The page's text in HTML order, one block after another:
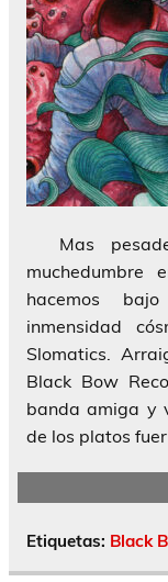
Mas
hacemos
inmensidad
Slomatics.
Black Bow
banda amiga y
de los platos
Etiquetas: Black